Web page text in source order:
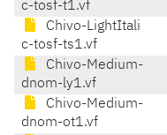
c-tosf-t1.vf
Chivo-LightItali
c-tosf-ts1.vf
Chivo-Medium-
dnom-ly1.vf
Chivo-Medium-
dnom-ot1.vf